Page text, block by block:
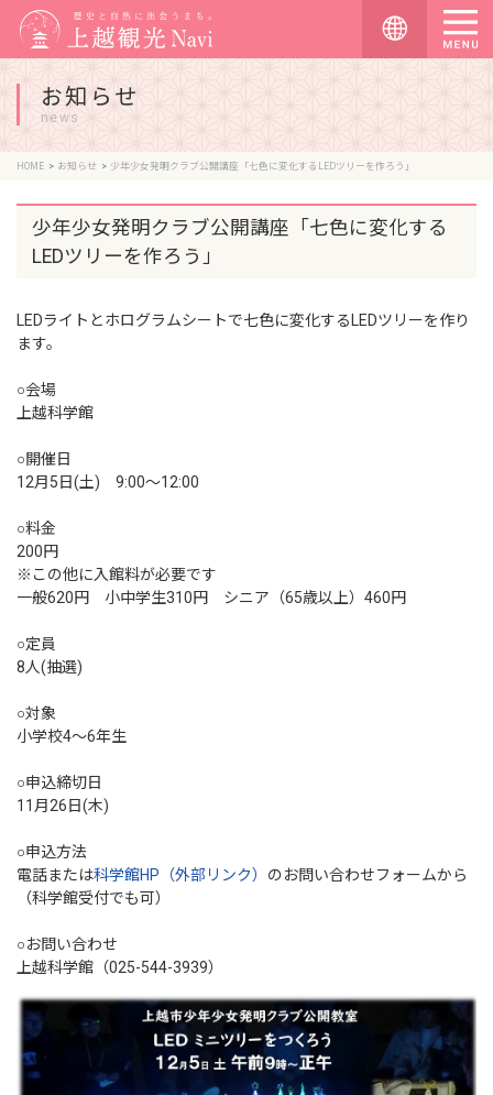
お知らせ
news
HOME お知らせ 少年少女発明クラブ公開講座「七色に変化するLEDツリーを作ろう」
少年少女発明クラブ公開講座「七色に変化する
LEDツリーを作ろう」
LEDライトとホログラムシートで七色に変化するLEDツリーを作り
ます。
○会場
上越科学館
○開催日
12月5日(土) 9:00〜12:00
○料金
200円
※この他に入館料が必要です
一般620円 小中学生310円 シニア（65歳以上）460円
○定員
8人(抽選)
○対象
小学校4～6年生
○申込締切日
11月26日(木)
○申込方法
電話または科学館HP（外部リンク） のお問い合わせフォームから
（科学館受付でも可）
○お問い合わせ
上越科学館（025-544-3939）